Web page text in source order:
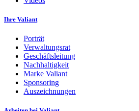
Ihre Valiant
Porträt
Verwaltungsrat
Geschäftsleitung
Nachhaltigkeit
Marke Valiant
Sponsoring
Auszeichnungen